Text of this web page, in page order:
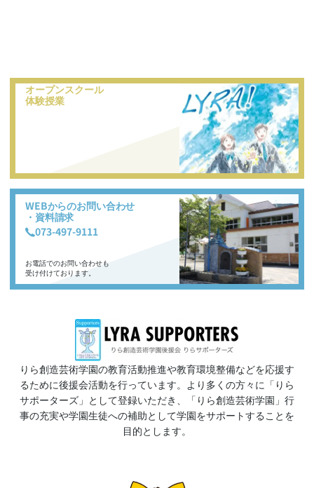
オープンスクール
体験授業
WEBからのお問い合わせ
・資料請求
073-497-9111
お電話でのお問い合わせも
受け付けております。
りら創造芸術学園の教育活動推進や教育環境整備などを応援す
るために後援会活動を行っています。より多くの方々に「りら
サポーターズ」として登録いただき、「りら創造芸術学園」行
事の充実や学園生徒への補助として学園をサポートすることを
目的とします。